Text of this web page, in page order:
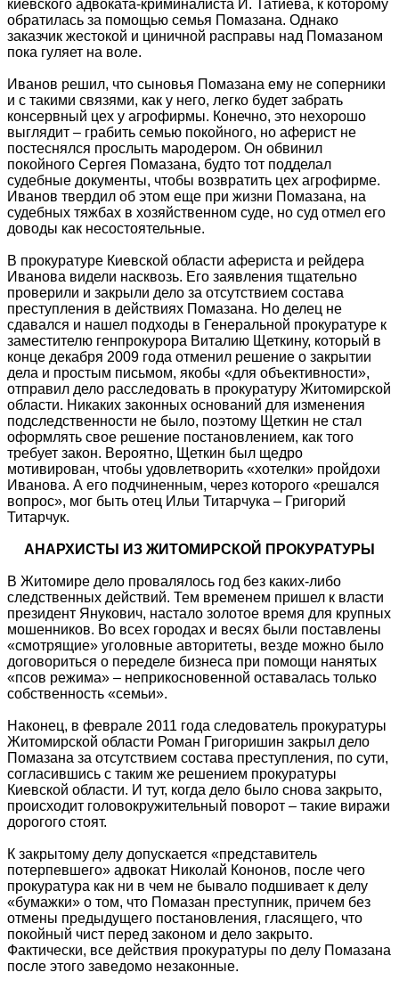
киевского адвоката-криминалиста И. Татиева, к которому
обратилась за помощью семья Помазана. Однако
заказчик жестокой и циничной расправы над Помазаном
пока гуляет на воле.
Иванов решил, что сыновья Помазана ему не соперники
и с такими связями, как у него, легко будет забрать
консервный цех у агрофирмы. Конечно, это нехорошо
выглядит – грабить семью покойного, но аферист не
постеснялся прослыть мародером. Он обвинил
покойного Сергея Помазана, будто тот подделал
судебные документы, чтобы возвратить цех агрофирме.
Иванов твердил об этом еще при жизни Помазана, на
судебных тяжбах в хозяйственном суде, но суд отмел его
доводы как несостоятельные.
В прокуратуре Киевской области афериста и рейдера
Иванова видели насквозь. Его заявления тщательно
проверили и закрыли дело за отсутствием состава
преступления в действиях Помазана. Но делец не
сдавался и нашел подходы в Генеральной прокуратуре к
заместителю генпрокурора Виталию Щеткину, который в
конце декабря 2009 года отменил решение о закрытии
дела и простым письмом, якобы «для объективности»,
отправил дело расследовать в прокуратуру Житомирской
области. Никаких законных оснований для изменения
подследственности не было, поэтому Щеткин не стал
оформлять свое решение постановлением, как того
требует закон. Вероятно, Щеткин был щедро
мотивирован, чтобы удовлетворить «хотелки» пройдохи
Иванова. А его подчиненным, через которого «решался
вопрос», мог быть отец Ильи Титарчука – Григорий
Титарчук.
АНАРХИСТЫ ИЗ ЖИТОМИРСКОЙ ПРОКУРАТУРЫ
В Житомире дело провалялось год без каких-либо
следственных действий. Тем временем пришел к власти
президент Янукович, настало золотое время для крупных
мошенников. Во всех городах и весях были поставлены
«смотрящие» уголовные авторитеты, везде можно было
договориться о переделе бизнеса при помощи нанятых
«псов режима» – неприкосновенной оставалась только
собственность «семьи».
Наконец, в феврале 2011 года следователь прокуратуры
Житомирской области Роман Григоришин закрыл дело
Помазана за отсутствием состава преступления, по сути,
согласившись с таким же решением прокуратуры
Киевской области. И тут, когда дело было снова закрыто,
происходит головокружительный поворот – такие виражи
дорогого стоят.
К закрытому делу допускается «представитель
потерпевшего» адвокат Николай Кононов, после чего
прокуратура как ни в чем не бывало подшивает к делу
«бумажки» о том, что Помазан преступник, причем без
отмены предыдущего постановления, гласящего, что
покойный чист перед законом и дело закрыто.
Фактически, все действия прокуратуры по делу Помазана
после этого заведомо незаконные.